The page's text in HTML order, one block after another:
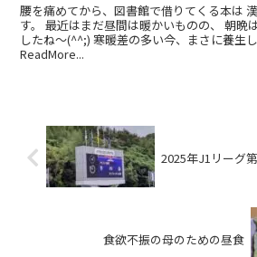
腰を痛めてから、図書館で借りてくる本は
す。 最近はまだ昼間は暖かいものの、 朝晩
したね～(^^;) 寒暖差の多い今、まさに養生
ReadMore...
2025年J1リーグ
食欲不振の母のための昼食